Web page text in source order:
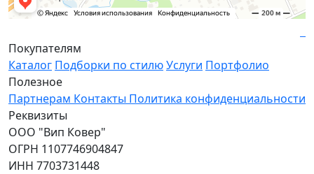
Покупателям
Каталог Подборки по стилюУслуги Портфолио
Полезное
Партнерам Контакты Политика конфиденциальности
Реквизиты
ООО "Вип Ковер"
ОГРН 1107746904847
ИНН 7703731448